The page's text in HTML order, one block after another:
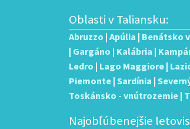
Oblasti v Taliansku:
Abruzzo | Apúlia | Benátsko
| Gargáno | Kalábria |
Ledro | Lago Maggiore |
Piemonte | Sardínia |
Toskánsko - vnútrozemie |
Najobľúbenejšie